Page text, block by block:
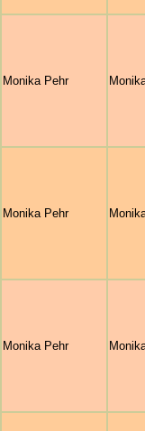
Monika Pehr
Monika Pehr
Monika Pehr